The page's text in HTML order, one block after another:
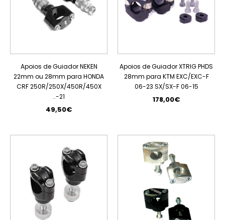
Apoios de Guiador NEKEN
22mm ou 28mm para HONDA
CRF 250R/250X/450R/450X
..-21
49,50€
Apoios de Guiador XTRIG PHDS
28mm para KTM EXC/EXC-F
06-23 SX/SX-F 06-15
178,00€